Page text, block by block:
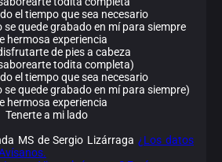
el tiempo que sea necesario
se quede grabado en mí para siempre
hermosa experiencia
de pies a cabeza
todita completa)
el tiempo que sea necesario
se quede grabado en mí para siempre)
hermosa experiencia
Tenerte a mi lado
MS de Sergio Lizárraga¿Los datos